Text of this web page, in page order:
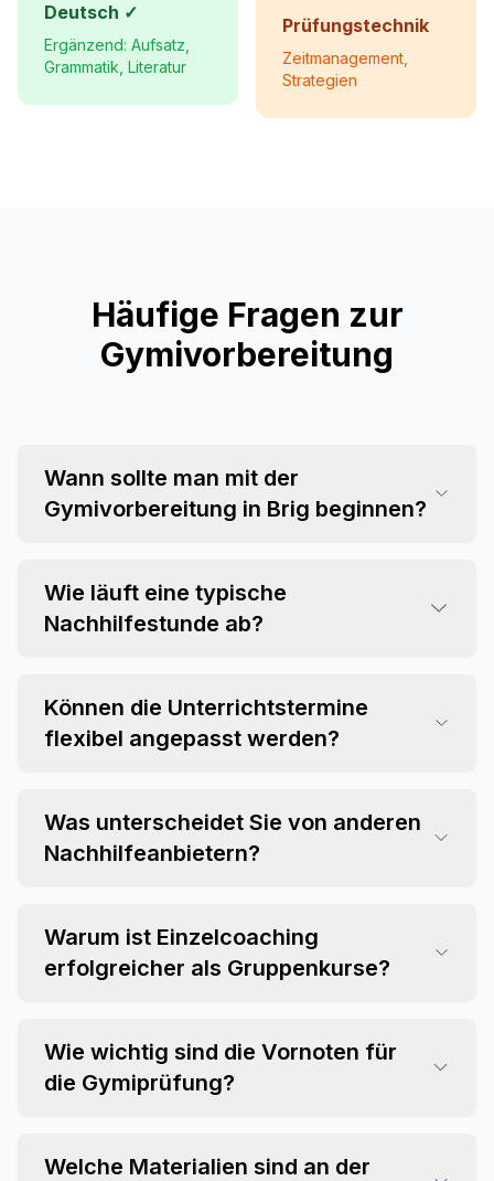
Deutsch ✓
Ergänzend: Aufsatz,
Grammatik, Literatur
Prüfungstechnik
Zeitmanagement,
Strategien
Häufige Fragen zur
Gymivorbereitung
Wann sollte man mit der
Gymivorbereitung in Brig beginnen?
Wie läuft eine typische
Nachhilfestunde ab?
Können die Unterrichtstermine
flexibel angepasst werden?
Was unterscheidet Sie von anderen
Nachhilfeanbietern?
Warum ist Einzelcoaching
erfolgreicher als Gruppenkurse?
Wie wichtig sind die Vornoten für
die Gymiprüfung?
Welche Materialien sind an der